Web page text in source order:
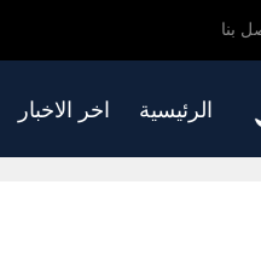
بنا
الرئيسية اخر الاخبار